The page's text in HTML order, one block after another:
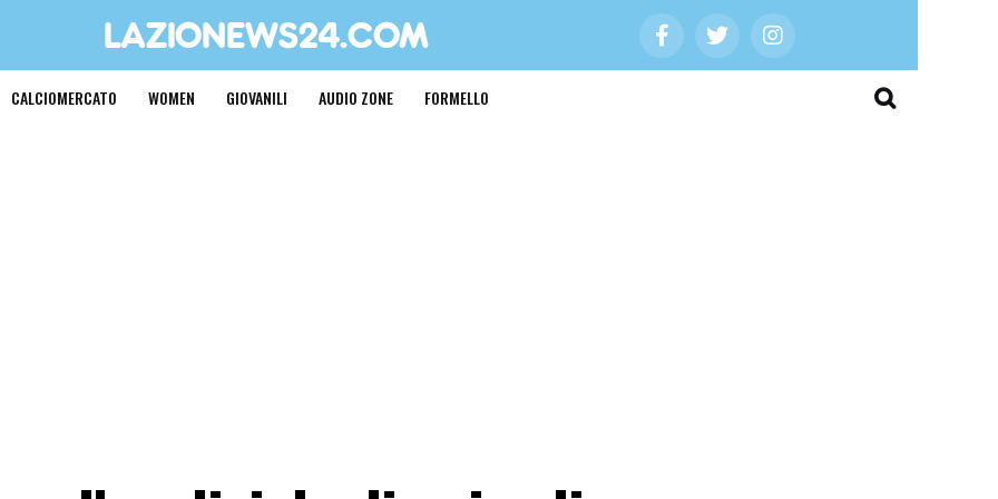
CALCIOMERCATO WOMEN GIOVANILI AUDIO ZONE FORMELLO